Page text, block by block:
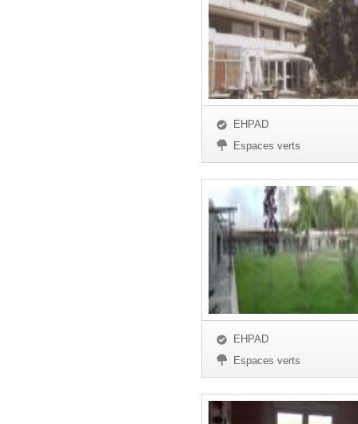
EHPAD
Espaces verts
EHPAD
Espaces verts